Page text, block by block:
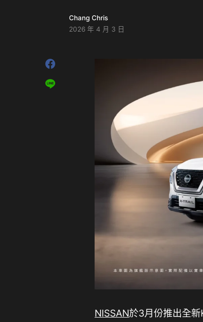
Chang Chris
2026 年 4 月 3 日
NISSAN於3月份推出全